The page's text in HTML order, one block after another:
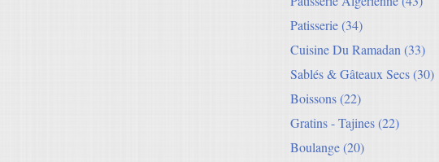
Patisserie(34)
Cuisine Du Ramadan (33)
Sablés & Gâteaux Secs(30)
Boissons(22)
Gratins - Tajines(22)
Boulange(20)